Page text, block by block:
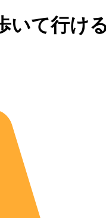
いて行け